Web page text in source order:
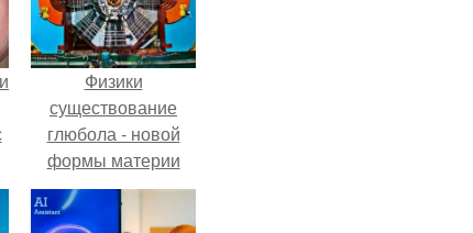
Физики
существование
глюбола - новой
формы материи
подтвердили.